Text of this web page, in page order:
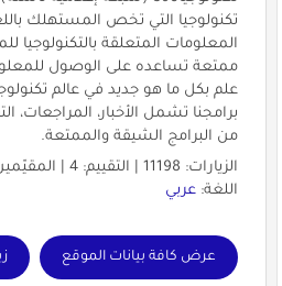
تكنولوجيا التي تخص المستهلك
المعلومات المتعلقة بالتكنولوجيا
ممتعة تساعده على الوصول
علم بكل ما هو جديد في عالم
برامجنا تشمل الأخبار، المراجعات،
من البرامج الشيقة والممتعة.
الزيارات: 11198 | التقييم: 4 | المقيّمين: 35 | الدولة:
اللغة: عربي
عرض كافة بيانات الموقع